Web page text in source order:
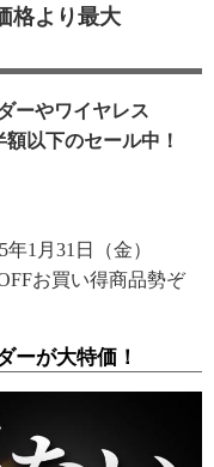
格より最大
ーやワイヤレス
以下のセール中！
1月31日（金）
お買い得商品勢ぞ
ーが大特価！